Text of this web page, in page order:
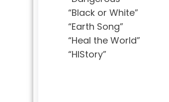
“Black or White”
“Earth Song”
“Heal the World”
“HIStory”